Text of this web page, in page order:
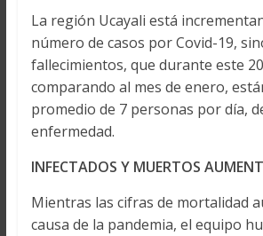
La región Ucayali está
número de casos por Covid-19,
fallecimientos, que durante este
comparando al mes de enero,
promedio de 7 personas por día,
enfermedad.
INFECTADOS Y MUERTOS
Mientras las cifras de mortalidad
causa de la pandemia, el equipo